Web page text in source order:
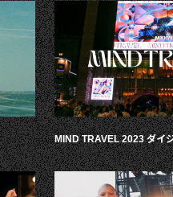
MIND TRAVEL 2023 ダイ